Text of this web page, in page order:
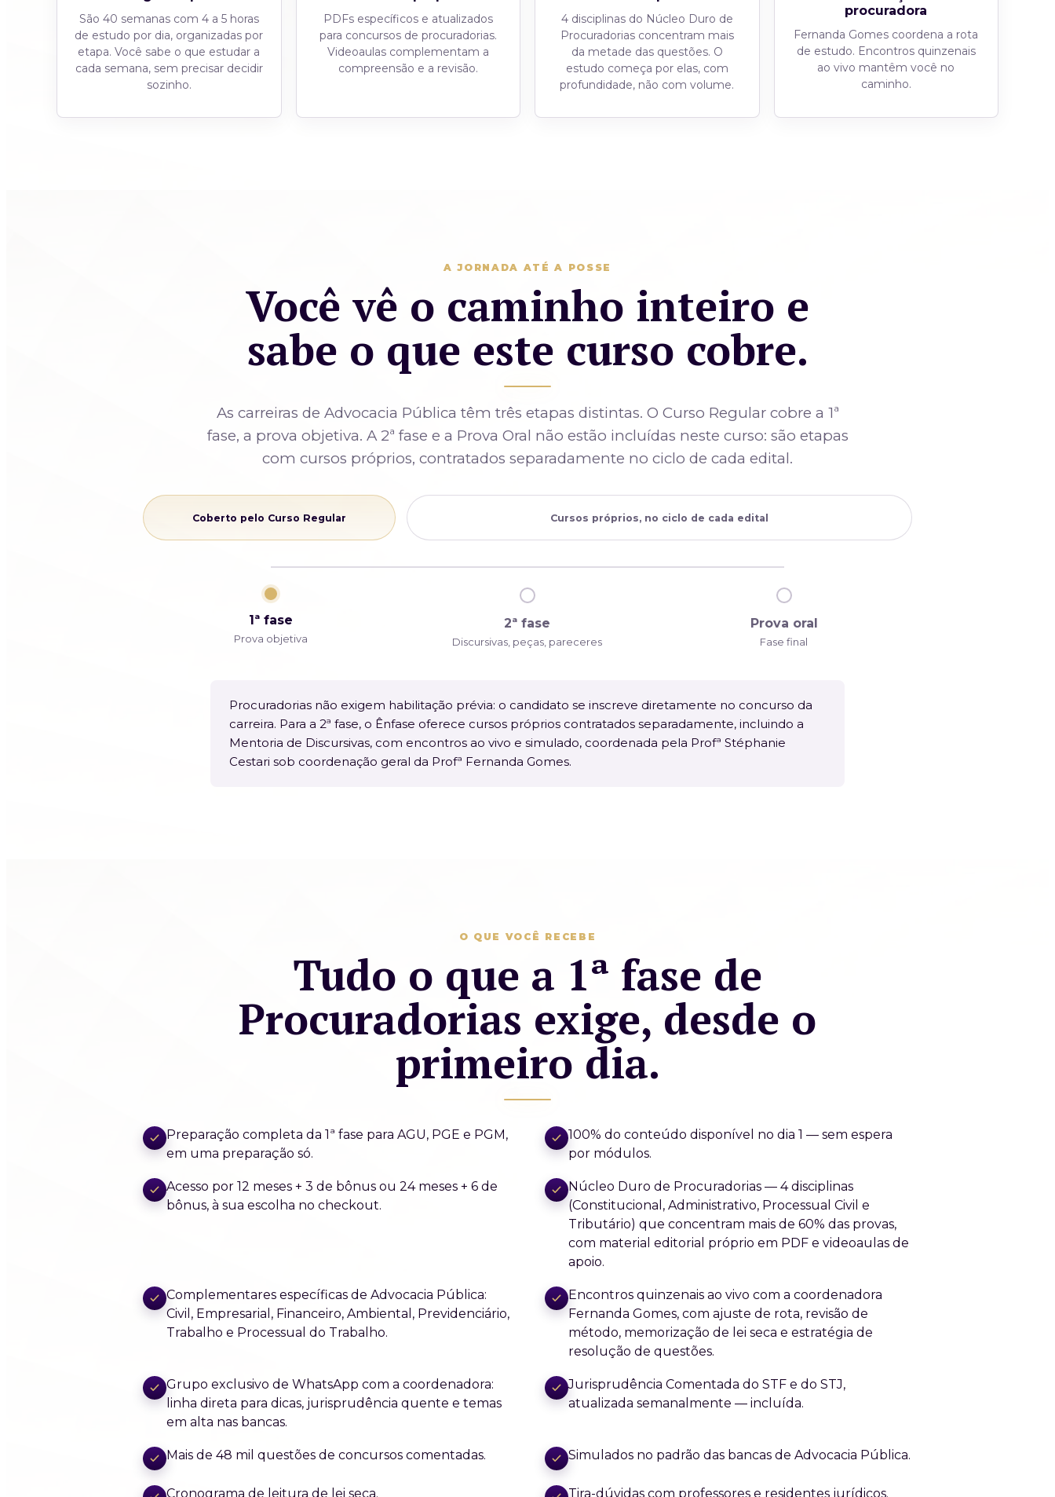
São 40 semanas com 4 a 5 horas
de estudo por dia, organizadas por
etapa. Você sabe o que estudar a
cada semana, sem precisar decidir
sozinho.
PDFs específicos e atualizados
para concursos de procuradorias.
Videoaulas complementam a
compreensão e a revisão.
4 disciplinas do Núcleo Duro de
Procuradorias concentram mais
da metade das questões. O
estudo começa por elas, com
profundidade, não com volume.
procuradora
Fernanda Gomes coordena a rota
de estudo. Encontros quinzenais
ao vivo mantêm você no
caminho.
A JORNADA ATÉ A POSSE
Você vê o caminho inteiro e
sabe o que este curso cobre.
As carreiras de Advocacia Pública têm três etapas distintas. O Curso Regular cobre a 1ª
fase, a prova objetiva. A 2ª fase e a Prova Oral não estão incluídas neste curso: são etapas
com cursos próprios, contratados separadamente no ciclo de cada edital.
Coberto pelo Curso Regular Cursos próprios, no ciclo de cada edital
1ª fase
Prova objetiva
2ª fase
Discursivas, peças, pareceres
Prova oral
Fase final
Procuradorias não exigem habilitação prévia: o candidato se inscreve diretamente no concurso da
carreira. Para a 2ª fase, o Ênfase oferece cursos próprios contratados separadamente, incluindo a
Mentoria de Discursivas, com encontros ao vivo e simulado, coordenada pela Profª Stéphanie
Cestari sob coordenação geral da Profª Fernanda Gomes.
O QUE VOCÊ RECEBE
Tudo o que a 1ª fase de
Procuradorias exige, desde o
primeiro dia.
Preparação completa da 1ª fase para AGU, PGE e PGM,
em uma preparação só.
100% do conteúdo disponível no dia 1 — sem espera
por módulos.
Acesso por 12 meses + 3 de bônus ou 24 meses + 6 de
bônus, à sua escolha no checkout.
Núcleo Duro de Procuradorias — 4 disciplinas
(Constitucional, Administrativo, Processual Civil e
Tributário) que concentram mais de 60% das provas,
com material editorial próprio em PDF e videoaulas de
apoio.
Complementares específicas de Advocacia Pública:
Civil, Empresarial, Financeiro, Ambiental, Previdenciário,
Trabalho e Processual do Trabalho.
Encontros quinzenais ao vivo com a coordenadora
Fernanda Gomes, com ajuste de rota, revisão de
método, memorização de lei seca e estratégia de
resolução de questões.
Grupo exclusivo de WhatsApp com a coordenadora:
linha direta para dicas, jurisprudência quente e temas
em alta nas bancas.
Jurisprudência Comentada do STF e do STJ,
atualizada semanalmente — incluída.
Mais de 48 mil questões de concursos comentadas. Simulados no padrão das bancas de Advocacia Pública.
Cronograma de leitura de lei seca. Tira-dúvidas com professores e residentes jurídicos.